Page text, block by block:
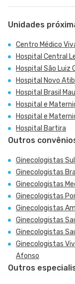
Unidades
Centro Médico
Hospital Central
Hospital São Luiz
Hospital Novo
Hospital Brasil
Hospital e
Hospital e
Hospital Bartira
Outros
Ginecologistas
Ginecologistas
Ginecologistas
Ginecologistas
Ginecologistas
Ginecologistas
Ginecologistas
Ginecologistas
Afonso
Outros